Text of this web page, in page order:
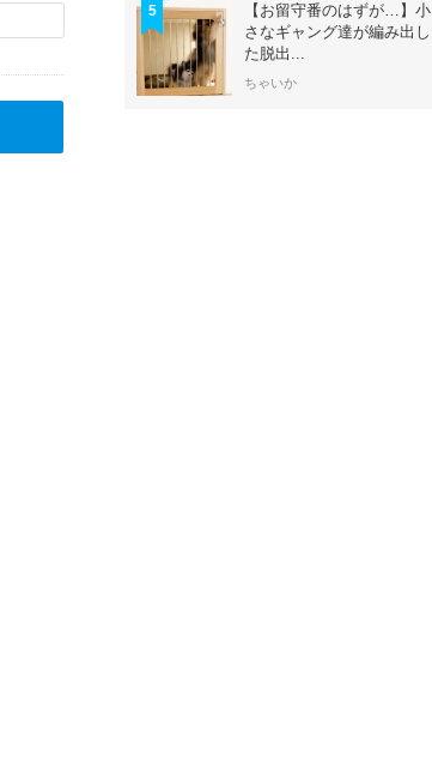
5
【お留守番のはずが…】小
さなギャング達が編み出し
た脱出...
ちゃいか